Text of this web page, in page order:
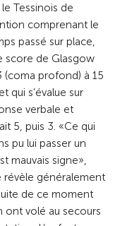
Tessinois de
comprenant le
passé sur place,
score de Glasgow
(coma profond) à 15
qui s’évalue sur
verbale et
5, puis 3. «Ce qui
pu lui passer un
mauvais signe»,
révèle généralement
de ce moment
ont volé au secours